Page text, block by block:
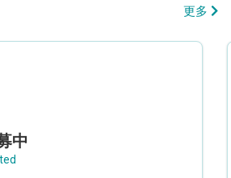
更多
中